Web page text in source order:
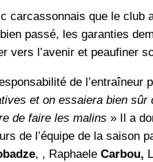
carcassonnais que le
passé, les garanties
vers l’avenir et peaufiner
de l’entraîneur
et on essaiera bien sûr
de faire les malins » Il a
de l’équipe de la saison
, , Raphaele Carbou,